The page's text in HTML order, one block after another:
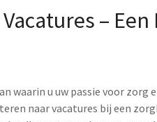
–
waarin u uw passie voor
naar vacatures bij een